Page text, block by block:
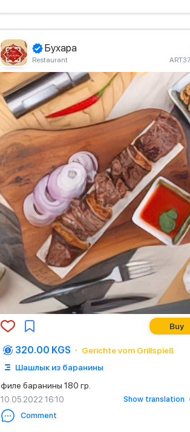
Бухара
Restaurant
Buy
320.00 KGS
Gerichte vom Grillspieß
Шашлык из баранины
филе баранины 180 гр.
10.05.2022 16:10
Show translation
Comment